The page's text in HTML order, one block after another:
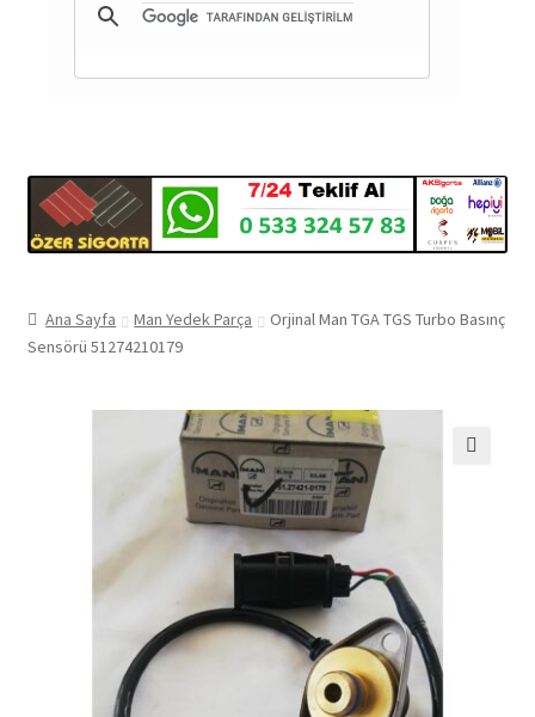
Ana Sayfa Man Yedek Parça
Orjinal Man TGA TGS Turbo Basınç
Sensörü 51274210179